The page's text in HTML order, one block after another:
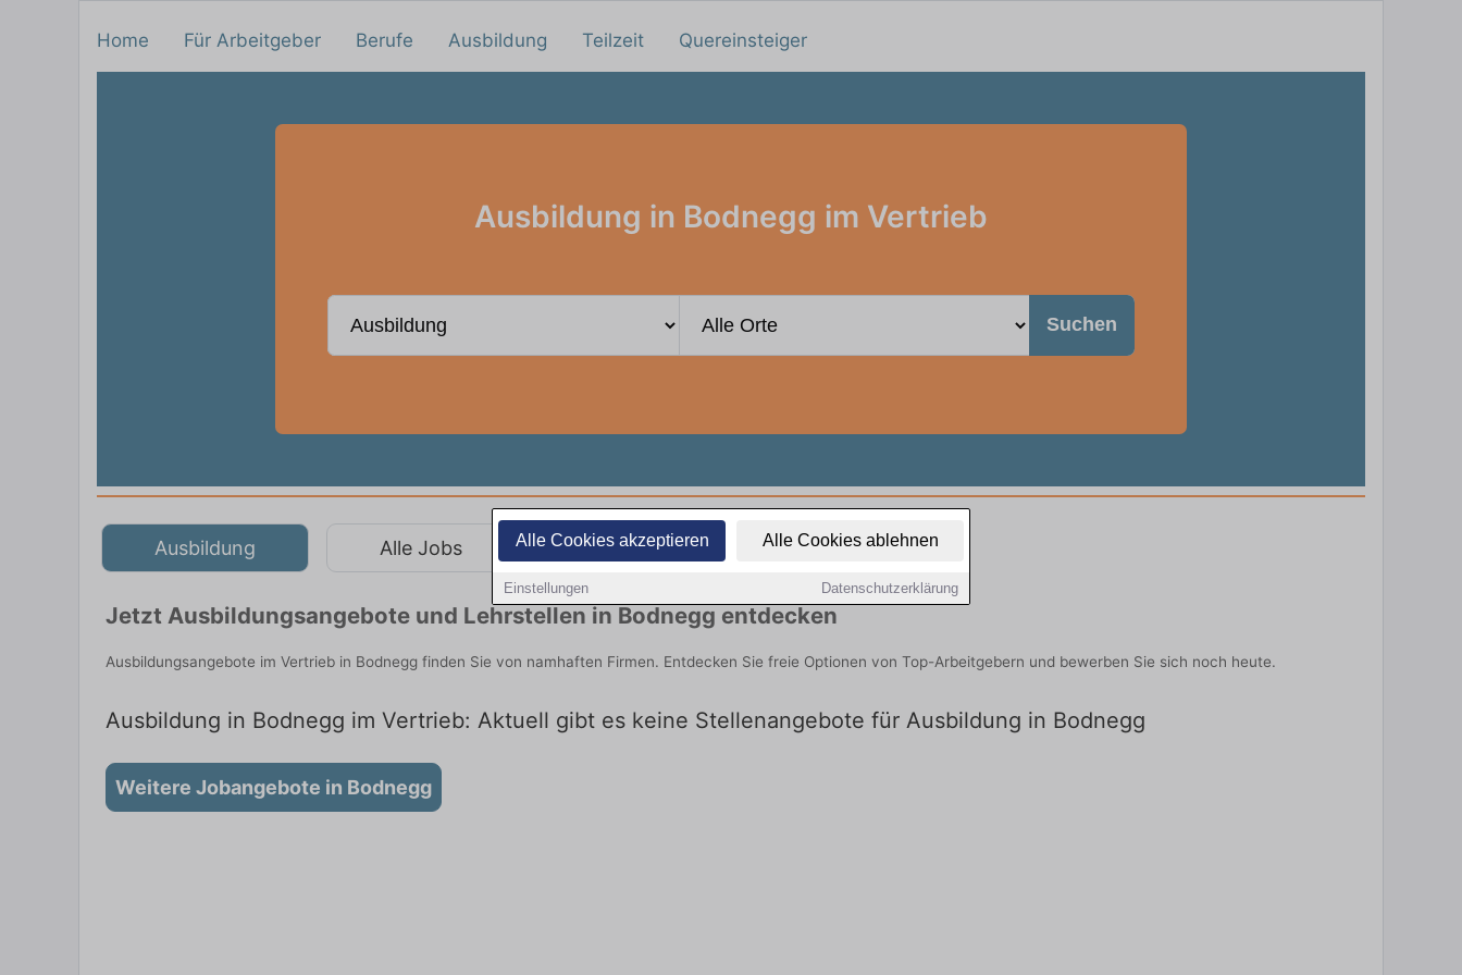
Alle Cookies akzeptieren Alle Cookies ablehnen
Einstellungen Datenschutzerklärung
Home Für Arbeitgeber Berufe Ausbildung Teilzeit Quereinsteiger
Ausbildung in Bodnegg im Vertrieb
Suchen
Ausbildung Alle Jobs Teilzeit Quereinsteiger
Jetzt Ausbildungsangebote und Lehrstellen in Bodnegg entdecken
Ausbildungsangebote im Vertrieb in Bodnegg finden Sie von namhaften Firmen. Entdecken Sie freie Optionen von Top-Arbeitgebern und bewerben Sie sich noch heute.
Ausbildung in Bodnegg im Vertrieb: Aktuell gibt es keine Stellenangebote für Ausbildung in Bodnegg
Weitere Jobangebote in Bodnegg